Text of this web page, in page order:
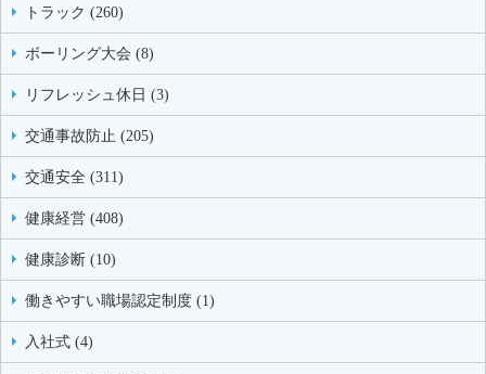
トラック (260)
ボーリング大会 (8)
リフレッシュ休日 (3)
交通事故防止 (205)
交通安全 (311)
健康経営 (408)
健康診断 (10)
働きやすい職場認定制度 (1)
入社式 (4)